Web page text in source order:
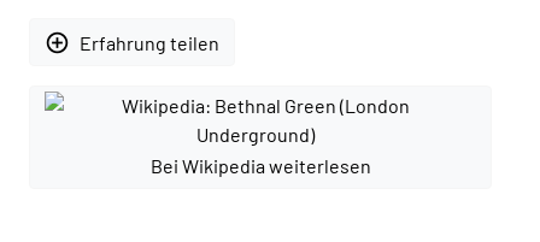
add_circle_outline Erfahrung teilen
Bei Wikipedia weiterlesen